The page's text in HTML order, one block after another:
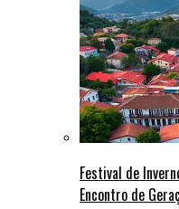
Festival de
Encontro de